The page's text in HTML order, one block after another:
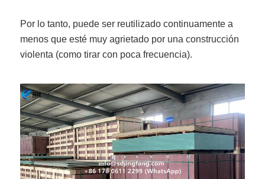
Por lo tanto, puede ser reutilizado continuamente a
menos que esté muy agrietado por una construcción
violenta (como tirar con poca frecuencia).